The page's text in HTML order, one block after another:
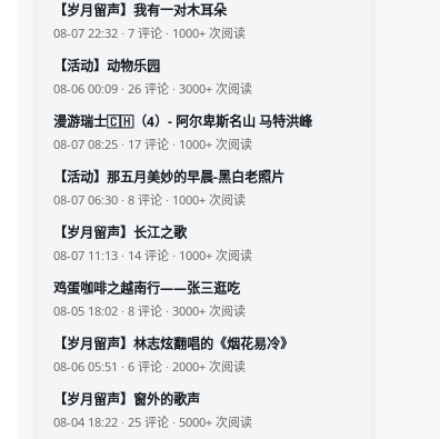
【岁月留声】我有一对木耳朵
08-07 22:32 · 7 评论 · 1000+ 次阅读
【活动】动物乐园
08-06 00:09 · 26 评论 · 3000+ 次阅读
漫游瑞士🇨🇭（4）- 阿尔卑斯名山 马特洪峰
08-07 08:25 · 17 评论 · 1000+ 次阅读
【活动】那五月美妙的早晨-黑白老照片
08-07 06:30 · 8 评论 · 1000+ 次阅读
【岁月留声】长江之歌
08-07 11:13 · 14 评论 · 1000+ 次阅读
鸡蛋咖啡之越南行——张三逛吃
08-05 18:02 · 8 评论 · 3000+ 次阅读
【岁月留声】林志炫翻唱的《烟花易冷》
08-06 05:51 · 6 评论 · 2000+ 次阅读
【岁月留声】窗外的歌声
08-04 18:22 · 25 评论 · 5000+ 次阅读